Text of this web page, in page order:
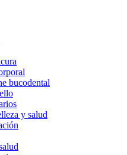
bucodental
y salud